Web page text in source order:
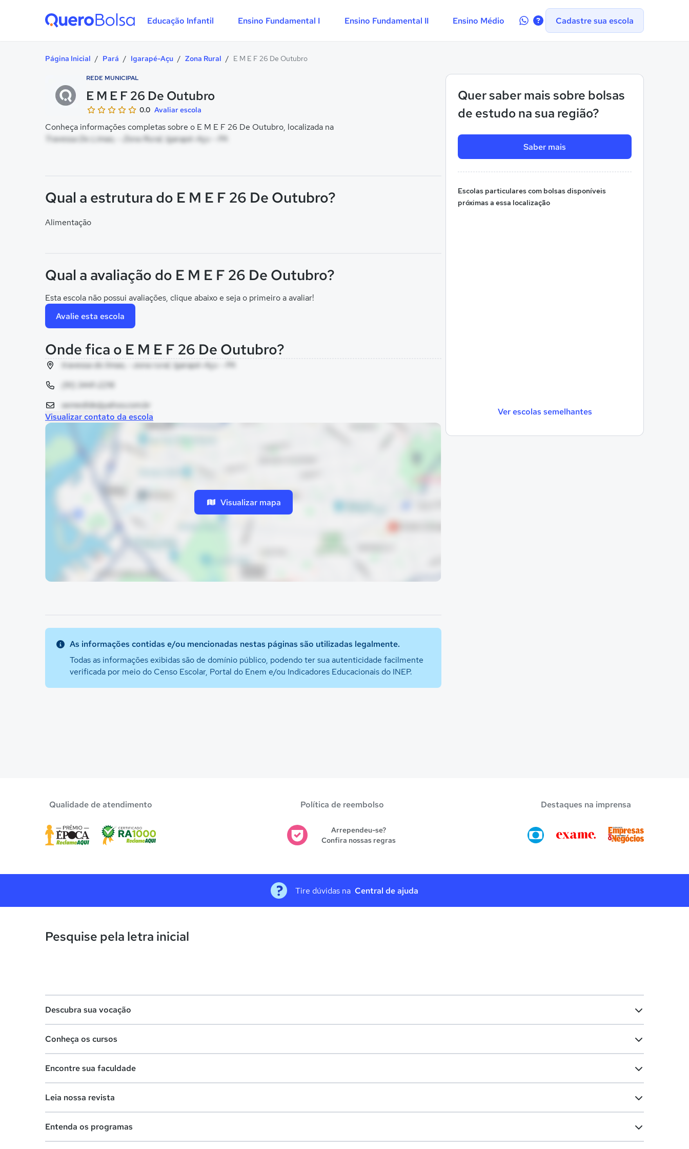
Educação Infantil Ensino Fundamental I Ensino Fundamental II Ensino Médio
Contate-Cadastre sua escola
Página Inicial / Pará / Igarapé-Açu / Zona Rural / E M E F 26 De Outubro
REDE MUNICIPAL
E M E F 26 De Outubro
0.0 Avaliar escola
Conheça informações completas sobre o E M E F 26 De Outubro, localizada na
Travessa Do Limao, - Zona Rural, Igarapé-Açu - PA
Quer saber mais sobre bolsas
de estudo na sua região?
Saber mais
Escolas particulares com bolsas disponíveis
próximas a essa localização
Ver escolas semelhantes
Qual a estrutura do E M E F 26 De Outubro?
Alimentação
Qual a avaliação do E M E F 26 De Outubro?
Esta escola não possui avaliações, clique abaixo e seja o primeiro a avaliar!
Avalie esta escola
Onde fica o E M E F 26 De Outubro?
travessa do limao, - zona rural, Igarapé-Açu - PA
(91) 3441-2216
semedide@yahoo.com.br
Visualizar contato da escola
Visualizar mapa
As informações contidas e/ou mencionadas nestas páginas são utilizadas legalmente.
Todas as informações exibidas são de domínio público, podendo ter sua autenticidade facilmente
verificada por meio do Censo Escolar, Portal do Enem e/ou Indicadores Educacionais do INEP.
Qualidade de atendimento Política de reembolso
Arrependeu-se?
Confira nossas regras
Destaques na imprensa
Tire dúvidas na Central de ajuda
Pesquise pela letra inicial
Descubra sua vocação
Lista de profissões
Conheça os cursos
Cursos de graduação
Cursos livres
Encontre sua faculdade
Faculdades na sua cidade
Leia nossa revista
Entenda os programas